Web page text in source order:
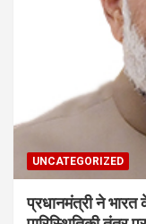
UNCATEGORIZED
प्रधानमंत्री ने